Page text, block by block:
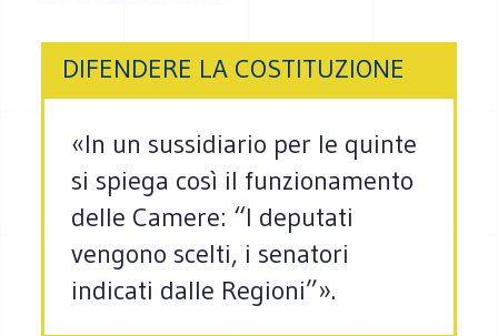
DIFENDERE LA COSTITUZIONE
«In un sussidiario per le quinte
si spiega così il funzionamento
delle Camere: “I deputati
vengono scelti, i senatori
indicati dalle Regioni”».